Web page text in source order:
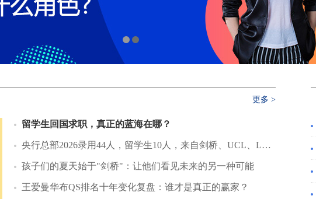
更多 >
留学生回国求职，真正的蓝海在哪？
央行总部2026录用44人，留学生10人，来自剑桥、UCL、LSE、爱丁堡等8所海外高校
孩子们的夏天始于"剑桥"：让他们看见未来的另一种可能
王爱曼华布QS排名十年变化复盘：谁才是真正的赢家？